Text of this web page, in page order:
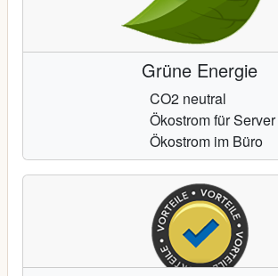
Grüne Energie
CO2 neutral
Ökostrom für Server
Ökostrom im Büro